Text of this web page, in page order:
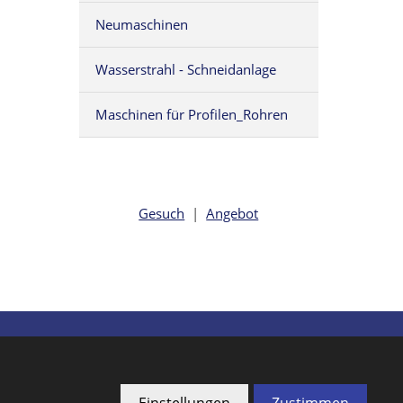
Neumaschinen
Wasserstrahl - Schneidanlage
Maschinen für Profilen_Rohren
Gesuch |Angebot